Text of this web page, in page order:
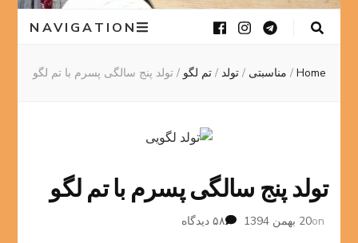
NAVIGATION
Home
/ مناسبتی/ تولد/ تم لگو/ تولد پنج سالگی پسرم با تم لگو
تولد پنج سالگی پسرم با تم لگو
on20 بهمن 1394 ۵۸ دیدگاه